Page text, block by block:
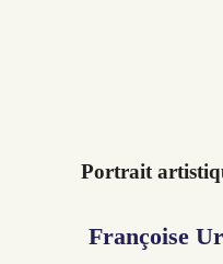
Portrait
Françoise